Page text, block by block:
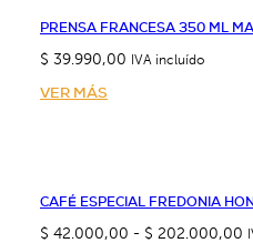
PRENSA FRANCESA 350 ML
$ 39.990,00 IVA incluído
VER MÁS
CAFÉ ESPECIAL FREDONIA
$ 42.000,00 - $ 202.000,00